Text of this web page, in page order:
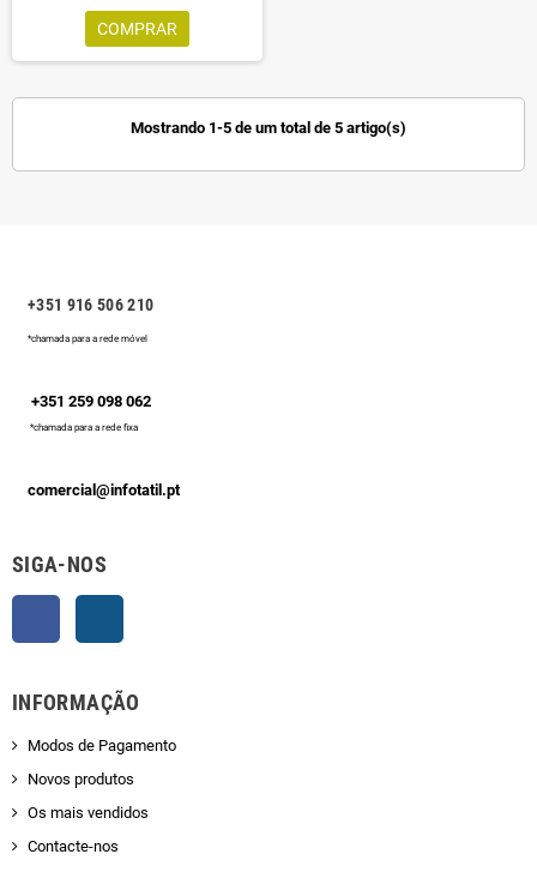
COMPRAR
Mostrando 1-5 de um total de 5 artigo(s)
+351 916 506 210
*chamada para a rede móvel
+351 259 098 062
*chamada para a rede fixa
comercial@infotatil.pt
SIGA-NOS
Facebook
INFORMAÇÃO
Modos de Pagamento
Novos produtos
Os mais vendidos
Contacte-nos